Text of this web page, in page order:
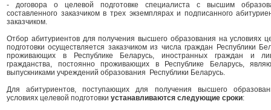
- договора о целевой подготовке специалиста с высшим
составленного заказчиком в трех экземплярах и подписанного
заказчиком.
Отбор абитуриентов для получения высшего образования на условиях
подготовки осуществляется заказчиком из числа граждан Республики
проживающих в Республике Беларусь, иностранных граждан и
гражданства, постоянно проживающих в Республике Беларусь,
выпускниками учреждений образования Республики Беларусь.
Для абитуриентов, поступающих для получения высшего
условиях целевой подготовки устанавливаются следующие сроки: